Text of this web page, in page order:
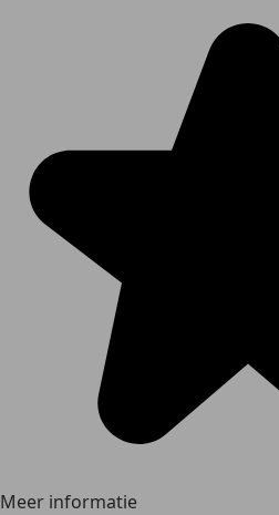
Meer informatie